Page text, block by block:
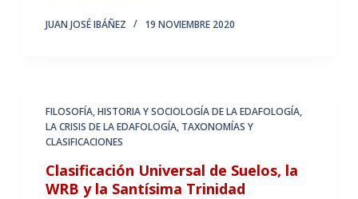
JUAN JOSÉ IBÁÑEZ 19 NOVIEMBRE 2020
FILOSOFÍA, HISTORIA Y SOCIOLOGÍA DE LA EDAFOLOGÍA,
LA CRISIS DE LA EDAFOLOGÍA, TAXONOMÍAS Y
CLASIFICACIONES
Clasificación Universal de Suelos, la
WRB y la Santísima Trinidad